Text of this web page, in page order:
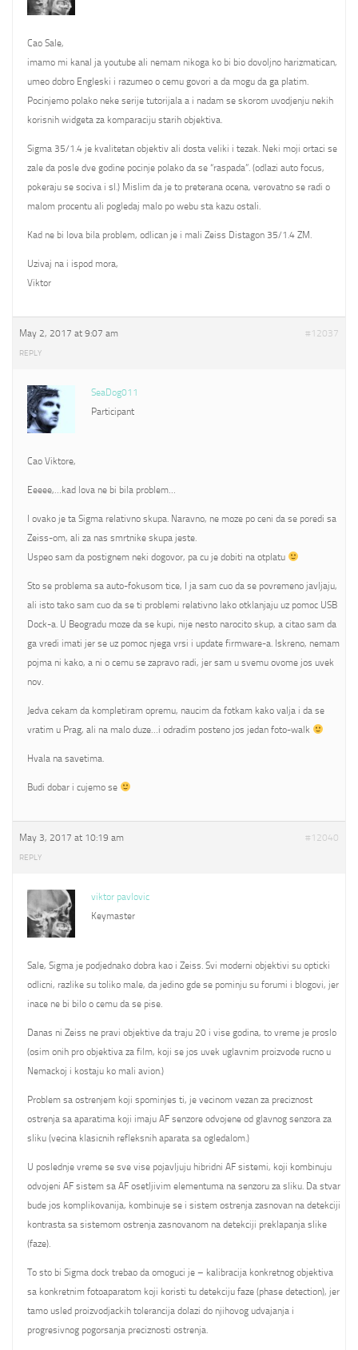
Cao Sale,
imamo mi kanal ja youtube ali nemam nikoga ko bi bio dovoljno harizmatican,
umeo dobro Engleski i razumeo o cemu govori a da mogu da ga platim.
Pocinjemo polako neke serije tutorijala a i nadam se skorom uvodjenju nekih
korisnih widgeta za komparaciju starih objektiva.
Sigma 35/1.4 je kvalitetan objektiv ali dosta veliki i tezak. Neki moji ortaci se
zale da posle dve godine pocinje polako da se “raspada”. (odlazi auto focus,
pokeraju se sociva i sl.) Mislim da je to preterana ocena, verovatno se radi o
malom procentu ali pogledaj malo po webu sta kazu ostali.
Kad ne bi lova bila problem, odlican je i mali Zeiss Distagon 35/1.4 ZM.
Uzivaj na i ispod mora,
Viktor
May 2, 2017 at 9:07 am #12037
REPLY
SeaDog011
Participant
Cao Viktore,
Eeeee,…kad lova ne bi bila problem…
I ovako je ta Sigma relativno skupa. Naravno, ne moze po ceni da se poredi sa
Zeiss-om, ali za nas smrtnike skupa jeste.
Uspeo sam da postignem neki dogovor, pa cu je dobiti na otplatu
Sto se problema sa auto-fokusom tice, I ja sam cuo da se povremeno javljaju,
ali isto tako sam cuo da se ti problemi relativno lako otklanjaju uz pomoc USB
Dock-a. U Beogradu moze da se kupi, nije nesto narocito skup, a citao sam da
ga vredi imati jer se uz pomoc njega vrsi i update firmware-a. Iskreno, nemam
pojma ni kako, a ni o cemu se zapravo radi, jer sam u svemu ovome jos uvek
nov.
Jedva cekam da kompletiram opremu, naucim da fotkam kako valja i da se
vratim u Prag, ali na malo duze…i odradim posteno jos jedan foto-walk
Hvala na savetima.
Budi dobar i cujemo se
May 3, 2017 at 10:19 am #12040
REPLY
viktor pavlovic
Keymaster
Sale, Sigma je podjednako dobra kao i Zeiss. Svi moderni objektivi su opticki
odlicni, razlike su toliko male, da jedino gde se pominju su forumi i blogovi, jer
inace ne bi bilo o cemu da se pise.
Danas ni Zeiss ne pravi objektive da traju 20 i vise godina, to vreme je proslo
(osim onih pro objektiva za film, koji se jos uvek uglavnim proizvode rucno u
Nemackoj i kostaju ko mali avion.)
Problem sa ostrenjem koji spominjes ti, je vecinom vezan za preciznost
ostrenja sa aparatima koji imaju AF senzore odvojene od glavnog senzora za
sliku (vecina klasicnih refleksnih aparata sa ogledalom.)
U poslednje vreme se sve vise pojavljuju hibridni AF sistemi, koji kombinuju
odvojeni AF sistem sa AF osetljivim elementuma na senzoru za sliku. Da stvar
bude jos komplikovanija, kombinuje se i sistem ostrenja zasnovan na detekciji
kontrasta sa sistemom ostrenja zasnovanom na detekciji preklapanja slike
(faze).
To sto bi Sigma dock trebao da omoguci je – kalibracija konkretnog objektiva
sa konkretnim fotoaparatom koji koristi tu detekciju faze (phase detection), jer
tamo usled proizvodjackih tolerancija dolazi do njihovog udvajanja i
progresivnog pogorsanja preciznosti ostrenja.